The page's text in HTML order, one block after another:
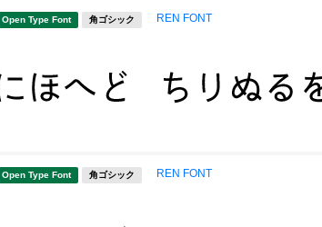
Open Type Font 角ゴシック REN FONT
Open Type Font 角ゴシック REN FONT